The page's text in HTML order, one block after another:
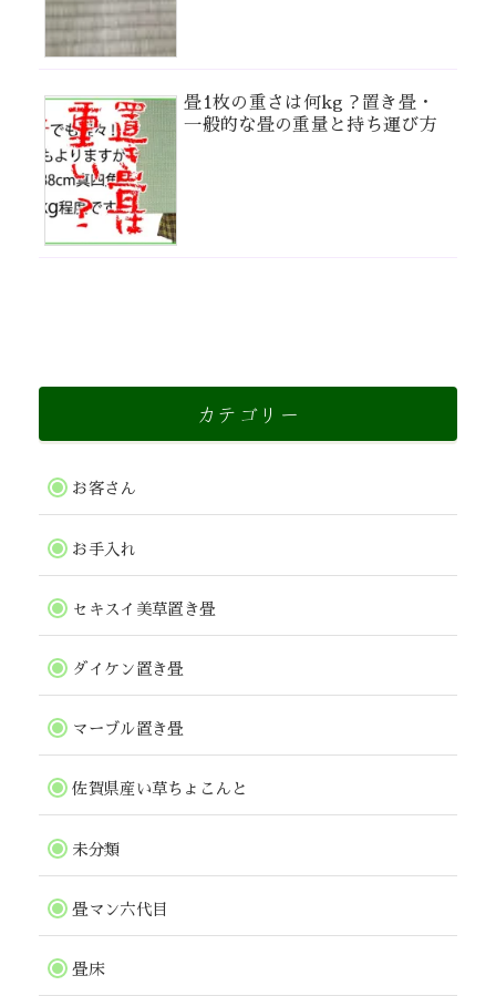
畳1枚の重さは何kg？置き畳・
一般的な畳の重量と持ち運び方
カテゴリー
お客さん
お手入れ
セキスイ美草置き畳
ダイケン置き畳
マーブル置き畳
佐賀県産い草ちょこんと
未分類
畳マン六代目
畳床